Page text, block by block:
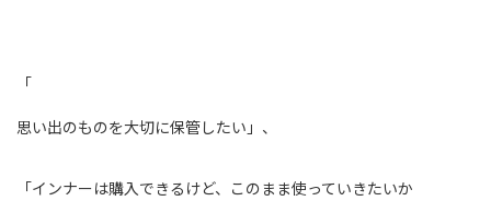
「
思い出のものを大切に保管したい」、
「インナーは購入できるけど、このまま使っていきたいか